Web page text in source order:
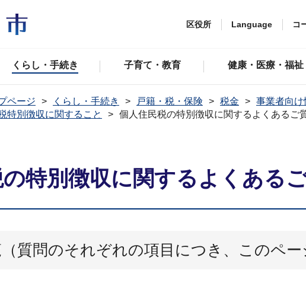
区役所 Language コ
くらし・手続き 子育て・教育 健康・医療・福祉
ページ くらし・手続き 戸籍・税・保険 税金 事業者向け
特別徴収に関すること
個人住民税の特別徴収に関するよくあるご
特別徴収に関するよくある
質問のそれぞれの項目につき、このペ